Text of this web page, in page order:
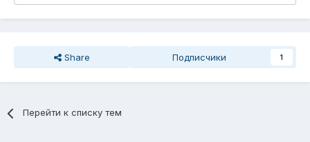
Share Подписчики 1
Перейти к списку тем